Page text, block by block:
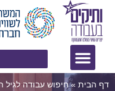
דף הבית »חיפוש עבודה לגיל